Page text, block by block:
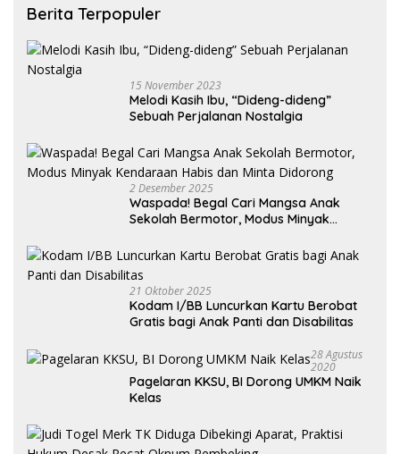
Berita Terpopuler
15 November 2023
Melodi Kasih Ibu, “Dideng-dideng”
Sebuah Perjalanan Nostalgia
2 Desember 2025
Waspada! Begal Cari Mangsa Anak
Sekolah Bermotor, Modus Minyak
21 Oktober 2025
Kodam I/BB Luncurkan Kartu Berobat
Gratis bagi Anak Panti dan Disabilitas
28 Agustus
2020
Pagelaran KKSU, BI Dorong UMKM Naik
Kelas